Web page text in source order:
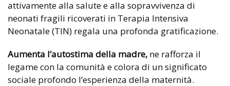
attivamente alla salute e alla sopravvivenza di
neonati fragili ricoverati in Terapia Intensiva
Neonatale (TIN) regala una profonda gratificazione.
Aumenta l’autostima della madre, ne rafforza il
legame con la comunità e colora di un significato
sociale profondo l’esperienza della maternità.